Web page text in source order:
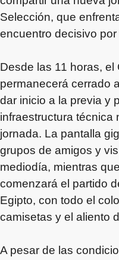
Selección, que
encuentro decisivo
Desde las 11 horas, el
permanecerá cerrado
dar inicio a la previa y
infraestructura técnica
jornada. La pantalla
grupos de amigos y
mediodía, mientras
comenzará el partido
Egipto, con todo el
camisetas y el aliento
A pesar de las